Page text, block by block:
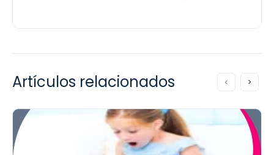
Artículos relacionados